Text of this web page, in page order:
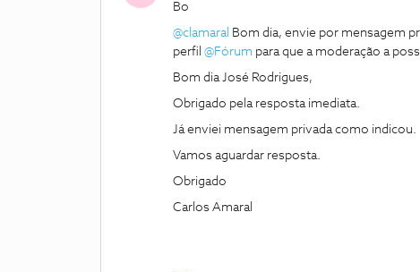
Bo
@clamaral Bom dia, envie por mensagem
perfil @Fórum para que a moderação a
Bom dia José Rodrigues,
Obrigado pela resposta imediata.
Já enviei mensagem privada como indicou.
Vamos aguardar resposta.
Obrigado
Carlos Amaral